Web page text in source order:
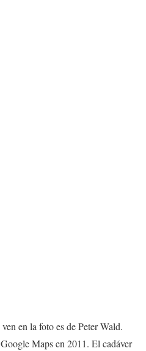
en la foto es de Peter Wald.
Maps en 2011. El cadáver